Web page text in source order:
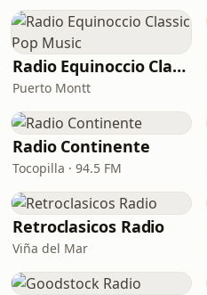
Radio Equinoccio Classic Pop Music
Puerto Montt
Radio Continente
Tocopilla · 94.5 FM
Retroclasicos Radio
Viña del Mar